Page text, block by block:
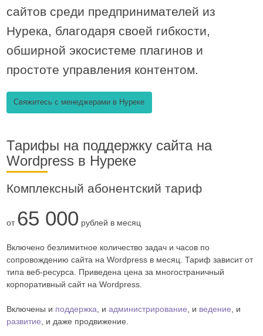
сайтов cреди предпринимателей из
Нурека, благодаря своей гибкости,
обширной экосистеме плагинов и
простоте управления контентом.
Свяжитесь с менеджерами в Нуреке
Тарифы на поддержку сайта на
Wordpress в Нуреке
Комплексный абонентский тариф
от 65 000 рублей в месяц
Включено безлимитное количество задач и часов по
сопровождению сайта на Wordpress в месяц. Тариф зависит от
типа веб-ресурса. Приведена цена за многостраничный
корпоративный сайт на Wordpress.
Включены и поддержка , и администрирование , и ведение , и
развитие , и даже продвижение.